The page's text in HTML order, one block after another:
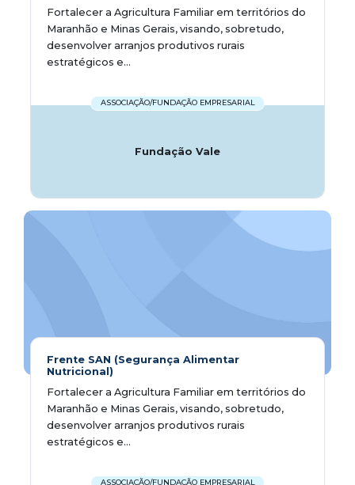
Fortalecer a Agricultura Familiar em territórios do
Maranhão e Minas Gerais, visando, sobretudo,
desenvolver arranjos produtivos rurais
estratégicos e...
ASSOCIAÇÃO/FUNDAÇÃO EMPRESARIAL
Fundação Vale
Frente SAN (Segurança Alimentar
Nutricional)
Fortalecer a Agricultura Familiar em territórios do
Maranhão e Minas Gerais, visando, sobretudo,
desenvolver arranjos produtivos rurais
estratégicos e...
ASSOCIAÇÃO/FUNDAÇÃO EMPRESARIAL